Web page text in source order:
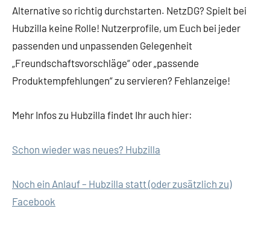
Alternative so richtig durchstarten. NetzDG? Spielt bei
Hubzilla keine Rolle! Nutzerprofile, um Euch bei jeder
passenden und unpassenden Gelegenheit
„Freundschaftsvorschläge“ oder „passende
Produktempfehlungen“ zu servieren? Fehlanzeige!
Mehr Infos zu Hubzilla findet Ihr auch hier:
Schon wieder was neues? Hubzilla
Noch ein Anlauf – Hubzilla statt (oder zusätzlich zu)
Facebook